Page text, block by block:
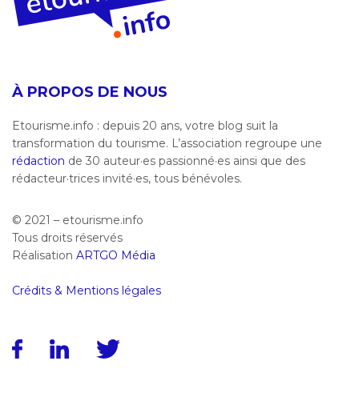
À PROPOS DE NOUS
Etourisme.info : depuis 20 ans, votre blog suit la
transformation du tourisme. L’association regroupe une
rédaction de 30 auteur·es passionné·es ainsi que des
rédacteur·trices invité·es, tous bénévoles.
© 2021 – etourisme.info
Tous droits réservés
Réalisation ARTGO Média
Crédits & Mentions légales